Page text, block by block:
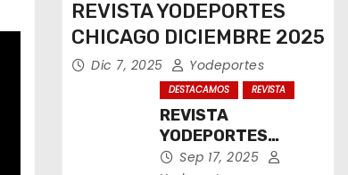
REVISTA YODEPORTES
CHICAGO DICIEMBRE 2025
Dic 7, 2025 Yodeportes
DESTACAMOS REVISTA
REVISTA
YODEPORTES
CHICAGO
Sep 17, 2025